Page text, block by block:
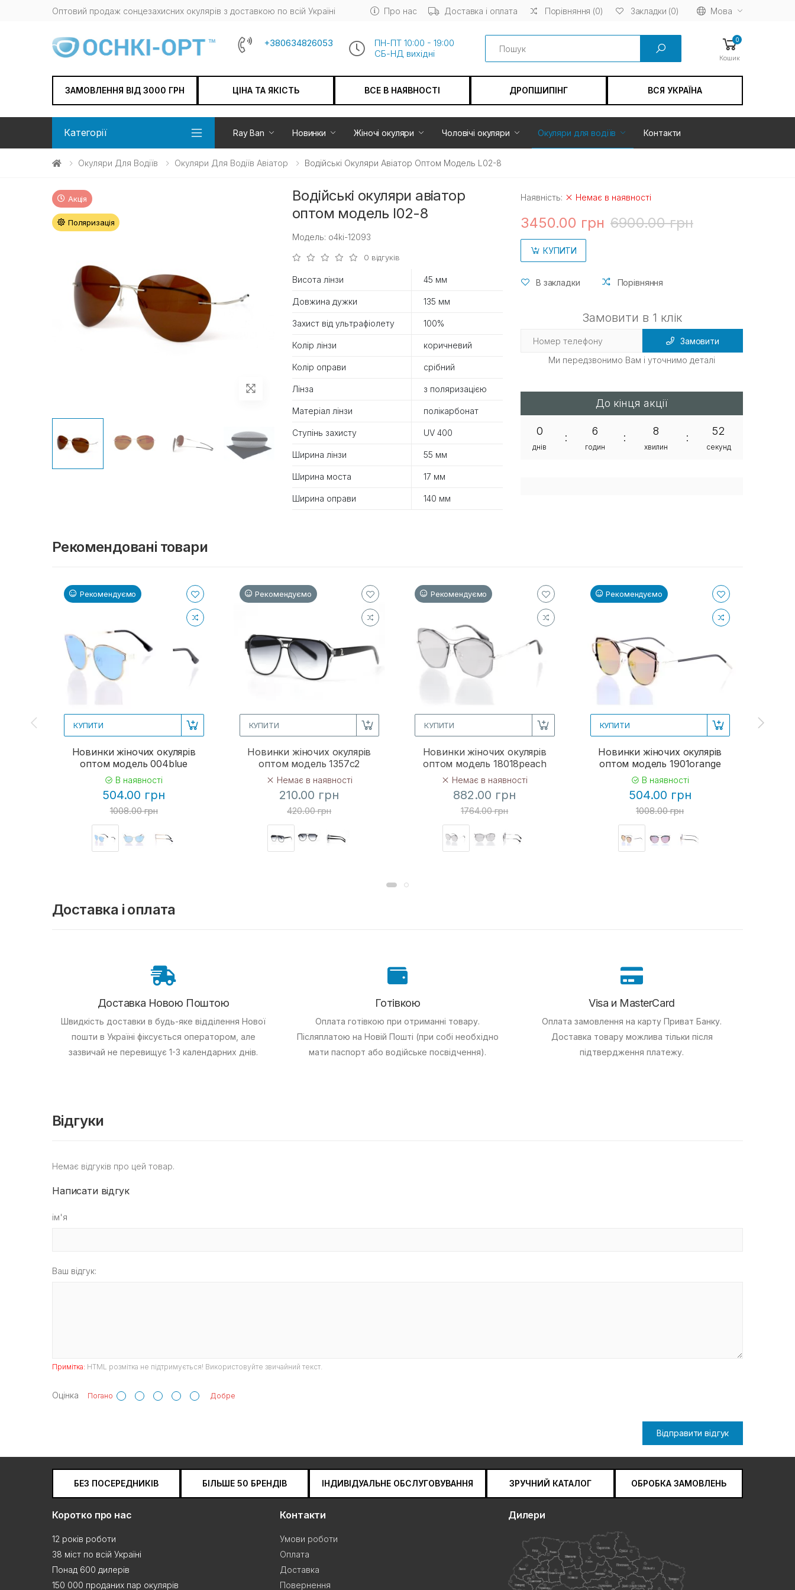
Оптовий продаж сонцезахисних окулярів з доставкою по всій Україні Про нас Доставка і оплата Порівняння (0) Закладки (0) Мова
+380634826053
ПН-ПТ 10:00 - 19:00
СБ-НД вихiдні
Search 0
Кошик
ЗАМОВЛЕННЯ ВІД 3000 ГРН ЦІНА ТА ЯКІСТЬ ВСЕ В НАЯВНОСТІ ДРОПШИПІНГ ВСЯ УКРАЇНА
Категорії Ray Ban Новинки Жіночі окуляри Чоловічі окуляри Окуляри для водіїв Контакти
Окуляри Для Водіїв Окуляри Для Водіїв Авіатор Водійські Окуляри Авіатор Оптом Модель L02-8
Акція
Поляризація
Водійські окуляри авіатор
оптом модель l02-8
Модель: o4ki-12093
0 відгуків
Висота лінзи 45 мм
Довжина дужки 135 мм
Захист від ультрафіолету 100%
Колір лінзи коричневий
Колір оправи срібний
Лінза з поляризацією
Матеріал лінзи полікарбонат
Ступінь захисту UV 400
Ширина лінзи 55 мм
Ширина моста 17 мм
Ширина оправи 140 мм
Наявність: Немає в наявності
3450.00 грн 6900.00 грн
КУПИТИ
В закладки Порівняння
Замовити в 1 клік
Замовити
Ми передзвонимо Вам і уточнимо деталі
До кінця акції
0
днів
:
6
годин
:
8
хвилин
:
51
секунд
Рекомендовані товари
Рекомендуємо
КУПИТИ
Новинки жіночих окулярів
оптом модель 004blue
В наявності
504.00 грн
1008.00 грн
Рекомендуємо
КУПИТИ
Новинки жіночих окулярів
оптом модель 1357c2
Немає в наявності
210.00 грн
420.00 грн
Рекомендуємо
КУПИТИ
Новинки жіночих окулярів
оптом модель 18018peach
Немає в наявності
882.00 грн
1764.00 грн
Рекомендуємо
КУПИТИ
Новинки жіночих окулярів
оптом модель 1901orange
В наявності
504.00 грн
1008.00 грн
Доставка і оплата
Доставка Новою Поштою
Швидкість доставки в будь-яке відділення Нової
пошти в Україні фіксується оператором, але
зазвичай не перевищує 1-3 календарних днів.
Готівкою
Оплата готівкою при отриманні товару.
Післяплатою на Новій Пошті (при собі необхідно
мати паспорт або водійське посвідчення).
Visa и MasterCard
Оплата замовлення на карту Приват Банку.
Доставка товару можлива тільки після
підтвердження платежу.
Відгуки
Немає відгуків про цей товар.
Написати відгук
ім'я
Ваш відгук:
Примітка: HTML розмітка не підтримується! Використовуйте звичайний текст.
Оцінка Погано Добре
Відправити відгук
БЕЗ ПОСЕРЕДНИКІВ БІЛЬШЕ 50 БРЕНДІВ ІНДИВІДУАЛЬНЕ ОБСЛУГОВУВАННЯ ЗРУЧНИЙ КАТАЛОГ ОБРОБКА ЗАМОВЛЕНЬ
Коротко про нас
12 років роботи
38 міст по всій Україні
Понад 600 дилерів
150 000 проданих пар окулярів
Контакти
Умови роботи
Оплата
Доставка
Повернення
Дилери